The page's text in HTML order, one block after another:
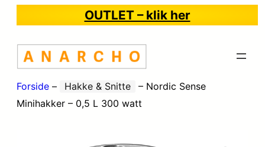
OUTLET – klik her
Forside – Hakke & Snitte – Nordic Sense
Minihakker – 0,5 L 300 watt